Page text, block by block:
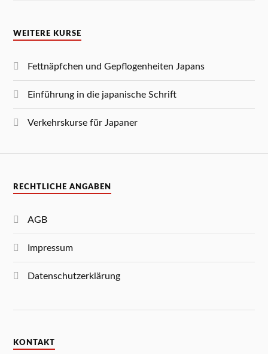
WEITERE KURSE
Fettnäpfchen und Gepflogenheiten Japans
Einführung in die japanische Schrift
Verkehrskurse für Japaner
RECHTLICHE ANGABEN
AGB
Impressum
Datenschutzerklärung
KONTAKT